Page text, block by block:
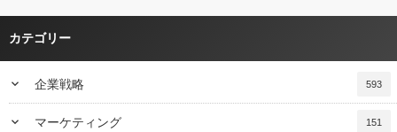
カテゴリー
keyboard_arrow_down 企業戦略 593
keyboard_arrow_down マーケティング 151